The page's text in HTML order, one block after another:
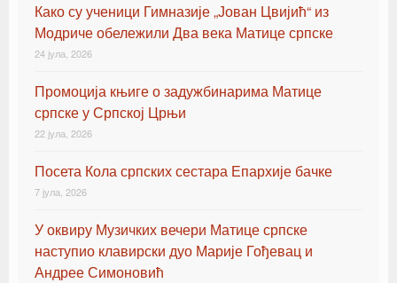
Како су ученици Гимназије „Јован Цвијић“ из
Модриче обележили Два века Матице српске
24 јула, 2026
Промоција књиге о задужбинарима Матице
српске у Српској Црњи
22 јула, 2026
Посета Кола српских сестара Епархије бачке
7 јула, 2026
У оквиру Музичких вечери Матице српске
наступио клавирски дуо Марије Гођевац и
Андрее Симоновић